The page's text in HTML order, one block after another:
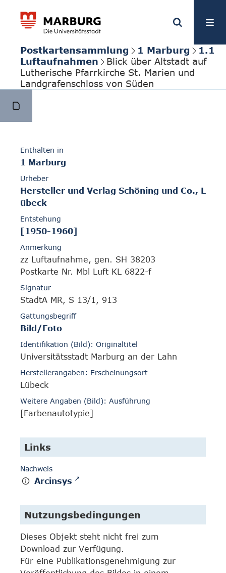
Postkartensammlung 1 Marburg
1.1
Luftaufnahmen
Blick über Altstadt auf
Lutherische Pfarrkirche St. Marien und
Landgrafenschloss von Süden
Enthalten in
1 Marburg
Urheber
Hersteller und Verlag Schöning und Co., L
übeck
Entstehung
[1950-1960]
Anmerkung
zz Luftaufnahme, gen. SH 38203
Postkarte Nr. Mbl Luft KL 6822-f
Signatur
StadtA MR, S 13/1, 913
Gattungsbegriff
Bild/Foto
Identifikation (Bild): Originaltitel
Universitätsstadt Marburg an der Lahn
Herstellerangaben: Erscheinungsort
Lübeck
Weitere Angaben (Bild): Ausführung
[Farbenautotypie]
Links
Nachweis
Arcinsys
Nutzungsbedingungen
Dieses Objekt steht nicht frei zum
Download zur Verfügung.
Für eine Publikationsgenehmigung zur